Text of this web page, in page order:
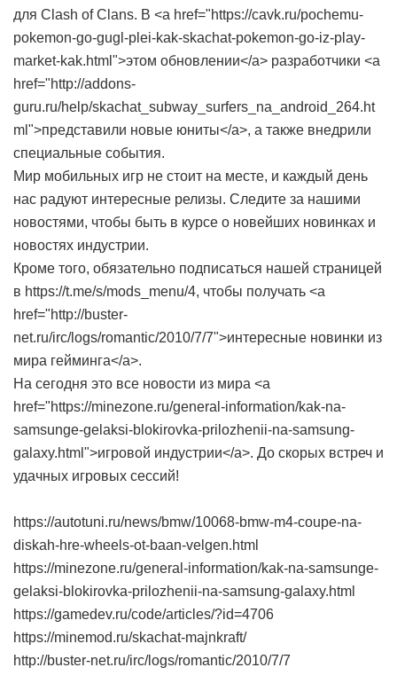
для Clash of Clans. В <a href="https://cavk.ru/pochemu-
pokemon-go-gugl-plei-kak-skachat-pokemon-go-iz-play-
market-kak.html">этом обновлении</a> разработчики <a
href="http://addons-
guru.ru/help/skachat_subway_surfers_na_android_264.ht
ml">представили новые юниты</a>, а также внедрили
специальные события.
Мир мобильных игр не стоит на месте, и каждый день
нас радуют интересные релизы. Следите за нашими
новостями, чтобы быть в курсе о новейших новинках и
новостях индустрии.
Кроме того, обязательно подписаться нашей страницей
в https://t.me/s/mods_menu/4, чтобы получать <a
href="http://buster-
net.ru/irc/logs/romantic/2010/7/7">интересные новинки из
мира гейминга</a>.
На сегодня это все новости из мира <a
href="https://minezone.ru/general-information/kak-na-
samsunge-gelaksi-blokirovka-prilozhenii-na-samsung-
galaxy.html">игровой индустрии</a>. До скорых встреч и
удачных игровых сессий!
https://autotuni.ru/news/bmw/10068-bmw-m4-coupe-na-
diskah-hre-wheels-ot-baan-velgen.html
https://minezone.ru/general-information/kak-na-samsunge-
gelaksi-blokirovka-prilozhenii-na-samsung-galaxy.html
https://gamedev.ru/code/articles/?id=4706
https://minemod.ru/skachat-majnkraft/
http://buster-net.ru/irc/logs/romantic/2010/7/7